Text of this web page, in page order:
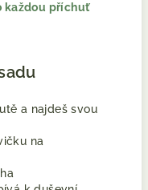
každou příchuť
a najdeš svou
na